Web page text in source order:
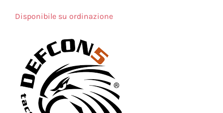
Disponibile su ordinazione